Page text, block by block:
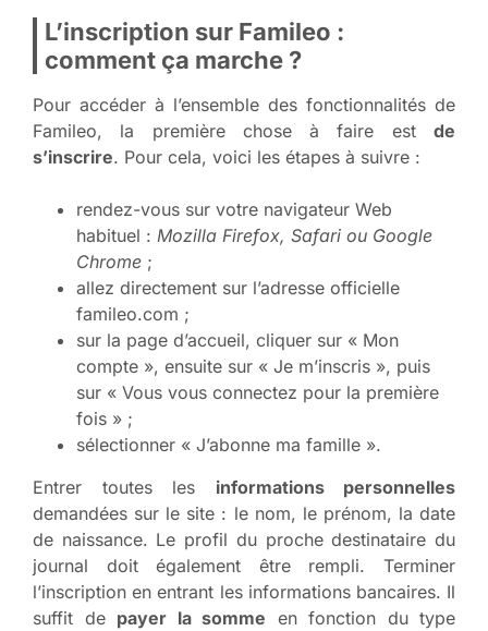
L’inscription sur Famileo :
comment ça marche ?
Pour accéder à l’ensemble des fonctionnalités de
Famileo, la première chose à faire est de
s’inscrire. Pour cela, voici les étapes à suivre :
rendez-vous sur votre navigateur Web
habituel : Mozilla Firefox, Safari ou Google
Chrome ;
allez directement sur l’adresse officielle
famileo.com ;
sur la page d’accueil, cliquer sur « Mon
compte », ensuite sur « Je m’inscris », puis
sur « Vous vous connectez pour la première
fois » ;
sélectionner « J’abonne ma famille ».
Entrer toutes les informations personnelles
demandées sur le site : le nom, le prénom, la date
de naissance. Le profil du proche destinataire du
journal doit également être rempli. Terminer
l’inscription en entrant les informations bancaires. Il
suffit de payer la somme en fonction du type